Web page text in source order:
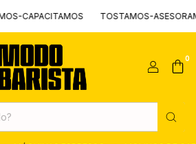
TOSTAMOS-ASESORAMOS-
0